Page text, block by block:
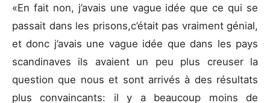
«En fait non, j’avais une vague idée que ce qui se
passait dans les prisons,c’était pas vraiment génial,
et donc j’avais une vague idée que dans les pays
scandinaves ils avaient un peu plus creuser la
question que nous et sont arrivés à des résultats
plus convaincants: il y a beaucoup moins de